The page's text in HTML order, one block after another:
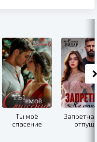
Ты моё
спасение